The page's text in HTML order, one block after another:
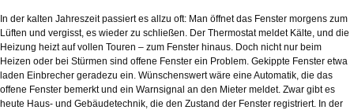
In der kalten Jahreszeit passiert es allzu oft: Man öffnet das Fenster morgens zum
Lüften und vergisst, es wieder zu schließen. Der Thermostat meldet Kälte, und die
Heizung heizt auf vollen Touren – zum Fenster hinaus. Doch nicht nur beim
Heizen oder bei Stürmen sind offene Fenster ein Problem. Gekippte Fenster etwa
laden Einbrecher geradezu ein. Wünschenswert wäre eine Automatik, die das
offene Fenster bemerkt und ein Warnsignal an den Mieter meldet. Zwar gibt es
heute Haus- und Gebäudetechnik, die den Zustand der Fenster registriert. In der